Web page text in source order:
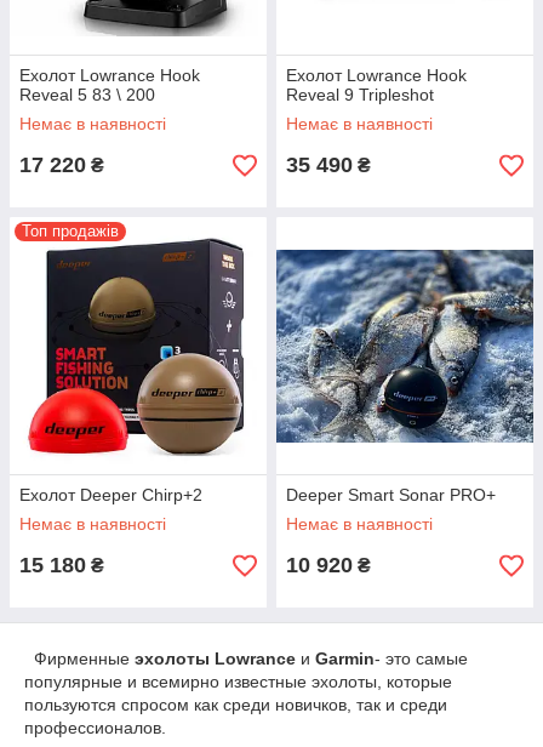
Ехолот Lowrance Hook
Reveal 5 83 \ 200
Немає в наявності
17 220 ₴
Ехолот Lowrance Hook
Reveal 9 Tripleshot
Немає в наявності
35 490 ₴
Топ продажів
Ехолот Deeper Chirp+2
Немає в наявності
15 180 ₴
Deeper Smart Sonar PRO+
Немає в наявності
10 920 ₴
Фирменные эхолоты Lowrance и Garmin- это самые
популярные и всемирно известные эхолоты, которые
пользуются спросом как среди новичков, так и среди
профессионалов.